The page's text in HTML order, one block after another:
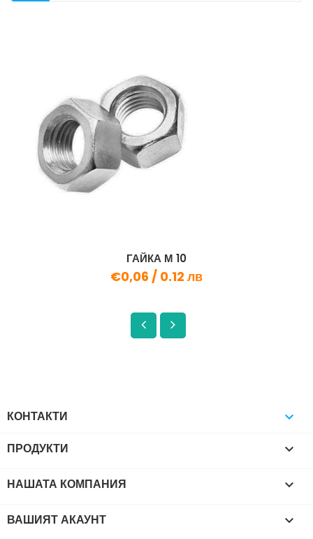
ГАЙКА М 10
€0,06 / 0.12 лв
КОНТАКТИ 
ПРОДУКТИ 
НАШАТА КОМПАНИЯ 
ВАШИЯТ АКАУНТ 